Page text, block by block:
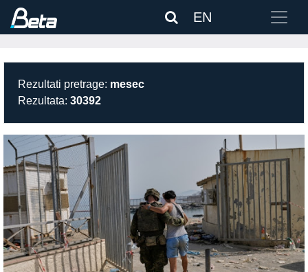
EN
Rezultati pretrage: mesec
Rezultata: 30392